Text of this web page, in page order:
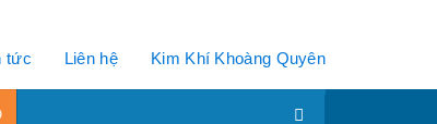
tức Liên hệ Kim Khí Khoàng Quyên